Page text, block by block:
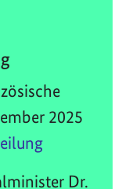
2025
Dr.